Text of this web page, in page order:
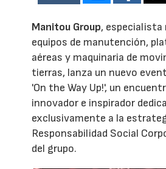
Manitou Group, especialista
equipos de manutención,
aéreas y maquinaria de
tierras, lanza un nuevo
'On the Way Up!', un
innovador e inspirador
exclusivamente a la
Responsabilidad Social
del grupo.